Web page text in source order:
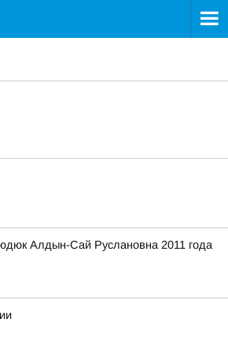
Алдын-Сай Руслановна 2011 года